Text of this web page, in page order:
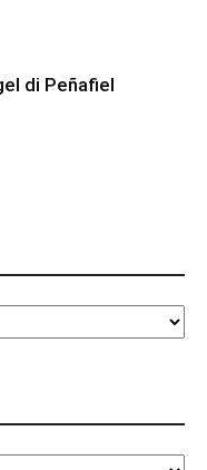
di Peñafiel